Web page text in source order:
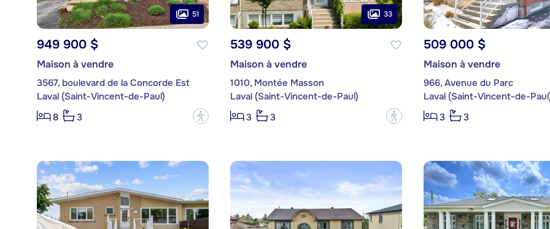
51
949 900 $
Maison à vendre
3567, boulevard de la Concorde Est
Laval (Saint-Vincent-de-Paul)
8
3 ?
33
539 900 $
Maison à vendre
1010, Montée Masson
Laval (Saint-Vincent-de-Paul)
3
3 ?
509 000 $
Maison à vendre
966, Avenue du Parc
Laval (Saint-Vincent-de-
3
3